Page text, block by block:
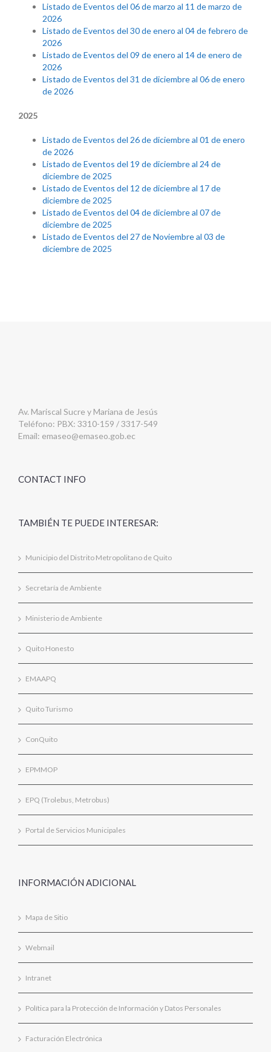
Listado de Eventos del 06 de marzo al 11 de marzo de
2026
Listado de Eventos del 30 de enero al 04 de febrero de
2026
Listado de Eventos del 09 de enero al 14 de enero de
2026
Listado de Eventos del 31 de diciembre al 06 de enero
de 2026
2025
Listado de Eventos del 26 de diciembre al 01 de enero
de 2026
Listado de Eventos del 19 de diciembre al 24 de
diciembre de 2025
Listado de Eventos del 12 de diciembre al 17 de
diciembre de 2025
Listado de Eventos del 04 de diciembre al 07 de
diciembre de 2025
Listado de Eventos del 27 de Noviembre al 03 de
diciembre de 2025
Av. Mariscal Sucre y Mariana de Jesús
Teléfono: PBX: 3310-159 / 3317-549
Email: emaseo@emaseo.gob.ec
CONTACT INFO
TAMBIÉN TE PUEDE INTERESAR:
Municipio del Distrito Metropolitano de Quito
Secretaría de Ambiente
Ministerio de Ambiente
Quito Honesto
EMAAPQ
Quito Turismo
ConQuito
EPMMOP
EPQ (Trolebus, Metrobus)
Portal de Servicios Municipales
INFORMACIÓN ADICIONAL
Mapa de Sitio
Webmail
Intranet
Política para la Protección de Información y Datos Personales
Facturación Electrónica